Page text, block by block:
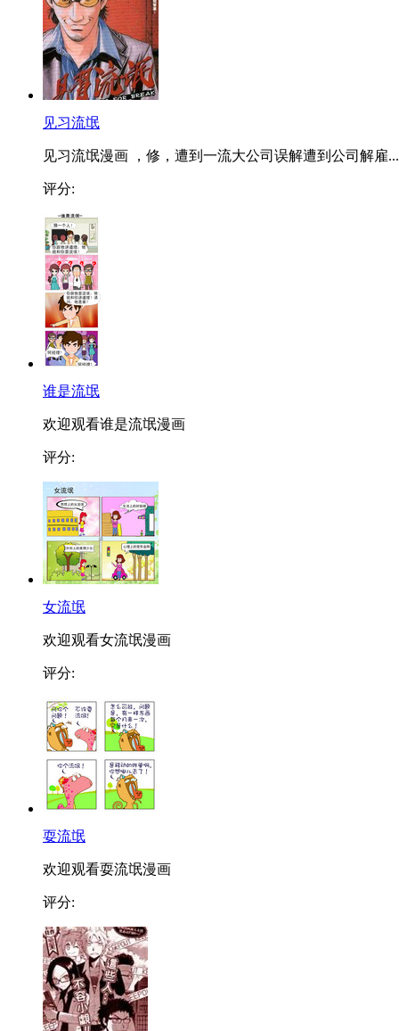
见习流氓
见习流氓漫画 ，修，遭到一流大公司误解遭到公司解雇...
评分:
谁是流氓
欢迎观看谁是流氓漫画
评分:
女流氓
欢迎观看女流氓漫画
评分:
耍流氓
欢迎观看耍流氓漫画
评分: